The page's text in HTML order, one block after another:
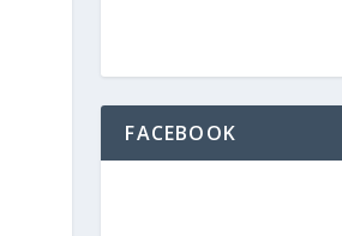
FACEBOOK